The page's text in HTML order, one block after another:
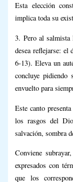
Esta elección
implica toda su
3. Pero al salmista
desea reflejarse:
6-13). Eleva un
concluye
envuelto para
Este canto
los rasgos del
salvación, sombra
Conviene
expresados con
que los